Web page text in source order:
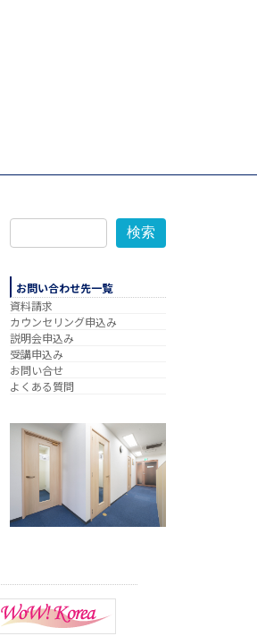
検索
お問い合わせ先一覧
資料請求
カウンセリング申込み
説明会申込み
受講申込み
お問い合せ
よくある質問